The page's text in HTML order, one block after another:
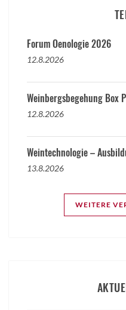
Forum Oenologie 2026
12.8.2026
Weinbergsbegehung Box
12.8.2026
Weintechnologie –
13.8.2026
WEITERE